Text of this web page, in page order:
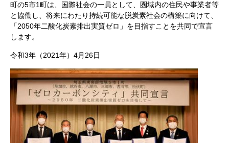
町の5市1町は、国際社会の一員として、圏域内の住民や事業者等
と協働し、将来にわたり持続可能な脱炭素社会の構築に向けて、
「2050年二酸化炭素排出実質ゼロ」を目指すことを共同で宣言
します。
令和3年（2021年）4月26日